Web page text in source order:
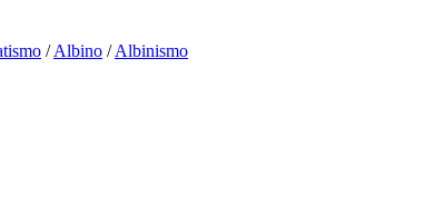
/Albino /Albinismo